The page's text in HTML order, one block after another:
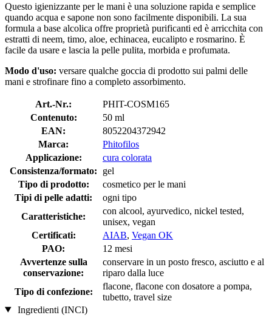
Questo igienizzante per le mani è una soluzione rapida e semplice
quando acqua e sapone non sono facilmente disponibili. La sua
formula a base alcolica offre proprietà purificanti ed è arricchita con
estratti di neem, timo, aloe, echinacea, eucalipto e rosmarino. È
facile da usare e lascia la pelle pulita, morbida e profumata.
Modo d'uso: versare qualche goccia di prodotto sui palmi delle
mani e strofinare fino a completo assorbimento.
Art.-Nr.:
PHIT-COSM165
Contenuto:
50 ml
EAN:
8052204372942
Marca:
Phitofilos
Applicazione:
cura colorata
Consistenza/formato:
gel
Tipo di prodotto:
cosmetico per le mani
Tipi di pelle adatti:
ogni tipo
Caratteristiche:
con alcool, ayurvedico, nickel tested,
unisex, vegan
Certificati:
AIAB, Vegan OK
PAO:
12 mesi
Avvertenze sulla
conservazione:
conservare in un posto fresco, asciutto e al
riparo dalla luce
Tipo di confezione:
flacone, flacone con dosatore a pompa,
tubetto, travel size
Ingredienti (INCI)